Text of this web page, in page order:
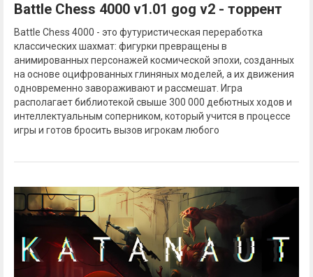
Battle Chess 4000 v1.01 gog v2 - торрент
Battle Chess 4000 - это футуристическая переработка
классических шахмат: фигурки превращены в
анимированных персонажей космической эпохи, созданных
на основе оцифрованных глиняных моделей, а их движения
одновременно завораживают и рассмешат. Игра
располагает библиотекой свыше 300 000 дебютных ходов и
интеллектуальным соперником, который учится в процессе
игры и готов бросить вызов игрокам любого